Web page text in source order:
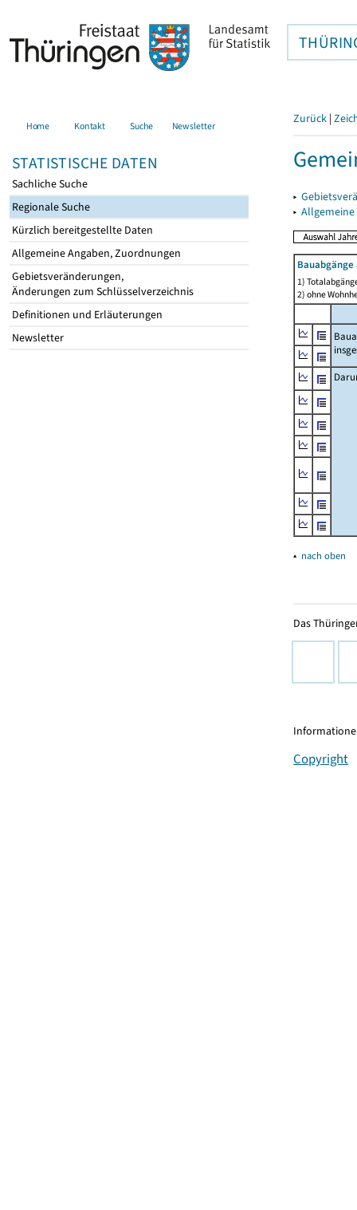
Home Kontakt Suche Newsletter
STATISTISCHE DATEN
Sachliche Suche
Regionale Suche
Kürzlich bereitgestellte Daten
Allgemeine Angaben, Zuordnungen
Gebietsveränderungen,
Änderungen zum Schlüsselverzeichnis
Definitionen und Erläuterungen
Newsletter
Zurück |
▸
▸
1)
2) ohne
▴ nach oben
Das
Copyright